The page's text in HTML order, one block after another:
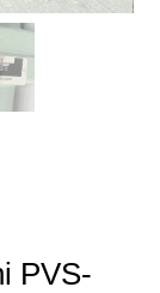
PVS-